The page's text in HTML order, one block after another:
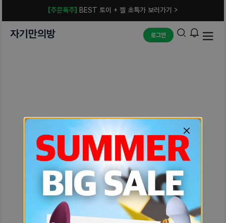
[주문폭주] BEST 토이 + 젤 초특가 보러가기 >
자기만의방 로그인
예상치 못한 에러입니다.